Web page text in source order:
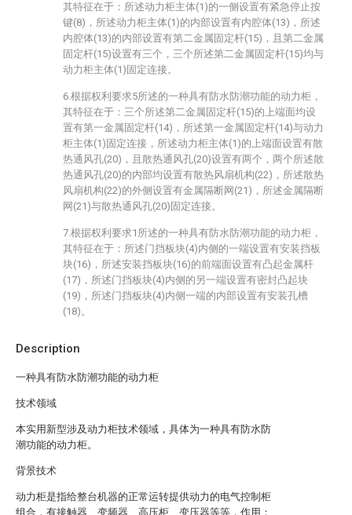
Description
一种具有防水防潮功能的动力柜
技术领域
本实用新型涉及动力柜技术领域，具体为一种具有防水防
潮功能的动力柜。
背景技术
动力柜是指给整台机器的正常运转提供动力的电气控制柜
组合，有接触器、变频器、高压柜、变压器等等，作用：
其特征在于：所述动力柜主体(1)的一侧设置有紧急停止按
键(8)，所述动力柜主体(1)的内部设置有内腔体(13)，所述
内腔体(13)的内部设置有第二金属固定杆(15)，且第二金属
固定杆(15)设置有三个，三个所述第二金属固定杆(15)均与
动力柜主体(1)固定连接。
6.根据权利要求5所述的一种具有防水防潮功能的动力柜，
其特征在于：三个所述第二金属固定杆(15)的上端面均设
置有第一金属固定杆(14)，所述第一金属固定杆(14)与动力
柜主体(1)固定连接，所述动力柜主体(1)的上端面设置有散
热通风孔(20)，且散热通风孔(20)设置有两个，两个所述散
热通风孔(20)的内部均设置有散热风扇机构(22)，所述散热
风扇机构(22)的外侧设置有金属隔断网(21)，所述金属隔断
网(21)与散热通风孔(20)固定连接。
7.根据权利要求1所述的一种具有防水防潮功能的动力柜，
其特征在于：所述门挡板块(4)内侧的一端设置有安装挡板
块(16)，所述安装挡板块(16)的前端面设置有凸起金属杆
(17)，所述门挡板块(4)内侧的另一端设置有密封凸起块
(19)，所述门挡板块(4)内侧一端的内部设置有安装孔槽
(18)。